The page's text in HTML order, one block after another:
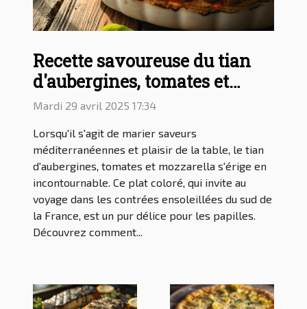
Recette savoureuse du tian
d'aubergines, tomates et
mozzarella
Mardi 29 avril 2025 17:34
Lorsqu'il s'agit de marier saveurs
méditerranéennes et plaisir de la table, le tian
d'aubergines, tomates et mozzarella s'érige en
incontournable. Ce plat coloré, qui invite au
voyage dans les contrées ensoleillées du sud de
la France, est un pur délice pour les papilles.
Découvrez comment...